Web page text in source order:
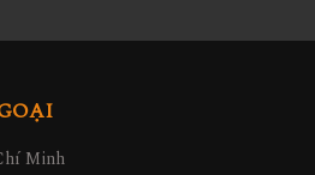
Minh